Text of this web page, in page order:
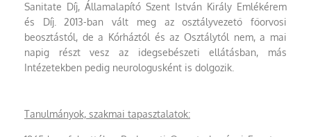
Sanitate Díj, Államalapító Szent István Király Emlékérem
és Díj. 2013-ban vált meg az osztályvezető főorvosi
beosztástól, de a Kórháztól és az Osztálytól nem, a mai
napig részt vesz az idegsebészeti ellátásban, más
Intézetekben pedig neurologusként is dolgozik.
Tanulmányok, szakmai tapasztalatok: